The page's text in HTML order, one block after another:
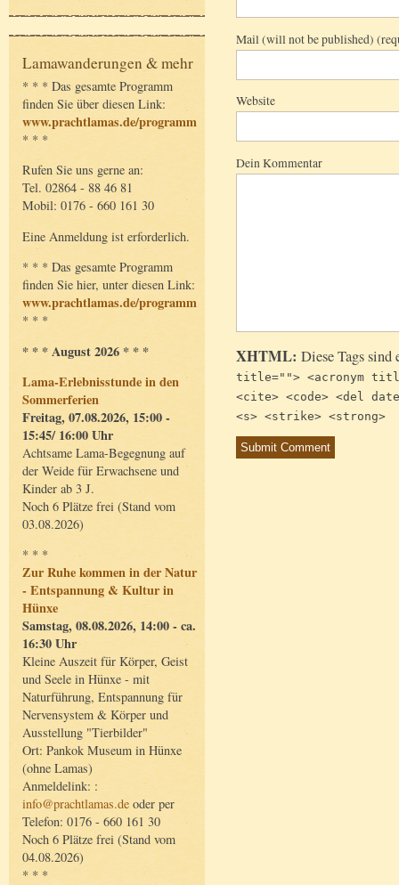
Lamawanderungen & mehr
* * * Das gesamte Programm
finden Sie über diesen Link:
www.prachtlamas.de/programm
* * *
Rufen Sie uns gerne an:
Tel. 02864 - 88 46 81
Mobil: 0176 - 660 161 30
Eine Anmeldung ist erforderlich.
* * * Das gesamte Programm
finden Sie hier, unter diesen Link:
www.prachtlamas.de/programm
* * *
* * * August 2026 * * *
Lama-Erlebnisstunde in den
Sommerferien
Freitag, 07.08.2026, 15:00 -
15:45/ 16:00 Uhr
Achtsame Lama-Begegnung auf
der Weide für Erwachsene und
Kinder ab 3 J.
Noch 6 Plätze frei (Stand vom
03.08.2026)
* * *
Zur Ruhe kommen in der Natur
- Entspannung & Kultur in
Hünxe
Samstag, 08.08.2026, 14:00 - ca.
16:30 Uhr
Kleine Auszeit für Körper, Geist
und Seele in Hünxe - mit
Naturführung, Entspannung für
Nervensystem & Körper und
Ausstellung "Tierbilder"
Ort: Pankok Museum in Hünxe
(ohne Lamas)
Anmeldelink: :
info@prachtlamas.de oder per
Telefon: 0176 - 660 161 30
Noch 6 Plätze frei (Stand vom
04.08.2026)
* * *
Mail (will not be published)
Website
Dein Kommentar
XHTML: Diese Tags
title=""> <acronym
<cite> <code> <del
<s> <strike> <strong>